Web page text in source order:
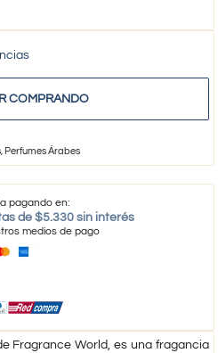
COMPRANDO
, Perfumes Árabes
pagando en:
de $5.330 sin interés
medios de pago
Fragrance World, es una fragancia